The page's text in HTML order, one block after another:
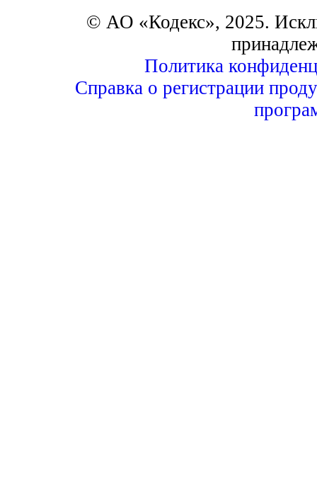
© АО «Кодекс», 2025.
Политика
Справка о регистрации